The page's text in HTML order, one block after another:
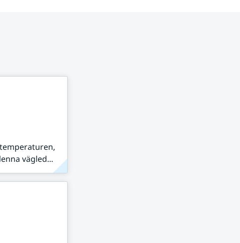
vägled...